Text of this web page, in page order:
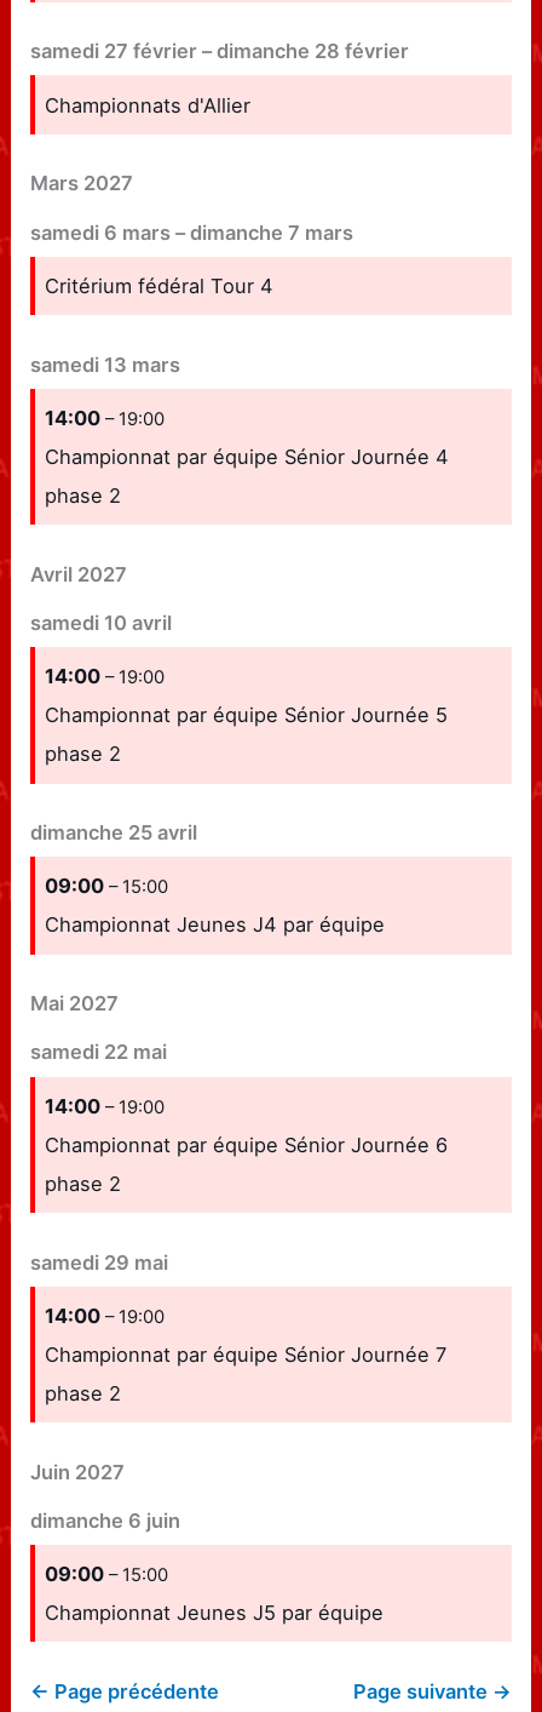
samedi 27 février –dimanche 28 février
Championnats d'Allier
Mars 2027
samedi 6 mars –dimanche 7 mars
Critérium fédéral Tour 4
samedi 13 mars
14:00– 19:00
Championnat par équipe Sénior Journée 4
phase 2
Avril 2027
samedi 10 avril
14:00– 19:00
Championnat par équipe Sénior Journée 5
phase 2
dimanche 25 avril
09:00– 15:00
Championnat Jeunes J4 par équipe
Mai 2027
samedi 22 mai
14:00– 19:00
Championnat par équipe Sénior Journée 6
phase 2
samedi 29 mai
14:00– 19:00
Championnat par équipe Sénior Journée 7
phase 2
Juin 2027
dimanche 6 juin
09:00– 15:00
Championnat Jeunes J5 par équipe
← Page précédente Page suivante →